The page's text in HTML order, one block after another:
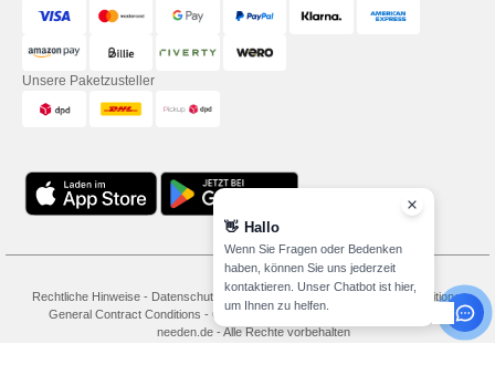
Unsere Paketzusteller
Rechtliche Hinweise- Datenschutzbestimmungen Bedingungen und Konditionen-
General Contract Conditions - Cookie-Richtlinie-Site Map
Copyright 2026
needen.de - Alle Rechte vorbehalten
👋 Hallo
Wenn Sie Fragen oder Bedenken
haben, können Sie uns jederzeit
kontaktieren. Unser Chatbot ist hier,
um Ihnen zu helfen.